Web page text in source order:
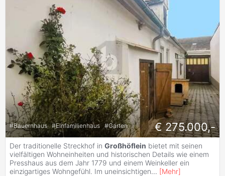
#Bauernhaus #Einfamilienhaus #Garten € 275.000,-
Der traditionelle Streckhof in Großhöflein bietet mit seinen
vielfältigen Wohneinheiten und historischen Details wie einem
Presshaus aus dem Jahr 1779 und einem Weinkeller ein
einzigartiges Wohngefühl. Im uneinsichtigen... [Mehr]